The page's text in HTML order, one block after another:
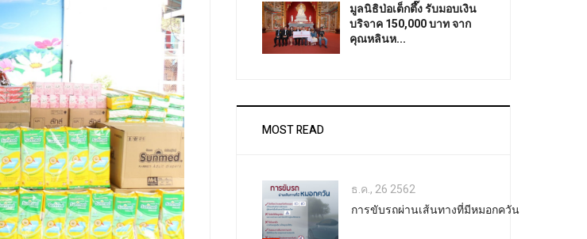
มูลนิธิป่อเต็กตึ๊ง รับมอบเงิน
บริจาค 150,000 บาท จาก
คุณหลินห...
MOST READ
ธ.ค., 26 2562
การขับรถผ่านเส้นทางที่มีหมอกควัน